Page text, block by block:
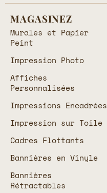
MAGASINEZ
Murales et Papier
Peint
Impression Photo
Affiches
Personnalisées
Impressions Encadrées
Impression sur Toile
Cadres Flottants
Bannières en Vinyle
Bannières
Rétractables